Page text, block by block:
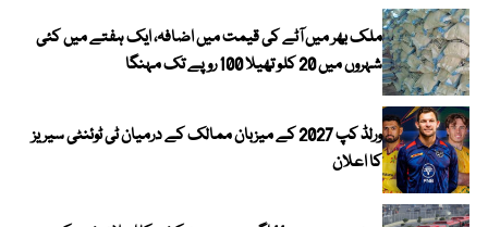
ملک بھر میں آٹے کی قیمت میں اضافہ، ایک ہفتے میں کئی
شہروں میں 20 کلو تھیلا 100 روپے تک مہنگا
ورلڈ کپ 2027 کے میزبان ممالک کے درمیان ٹی ٹوئنٹی سیریز
کا اعلان